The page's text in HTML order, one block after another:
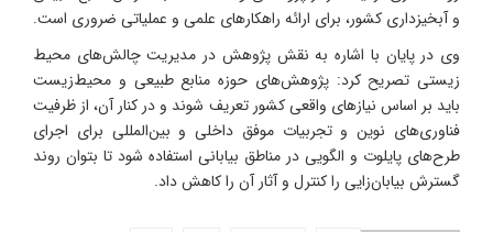
و آبخیزداری کشور، برای ارائه راهکارهای علمی و عملیاتی ضروری است.
وی در پایان با اشاره به نقش پژوهش در مدیریت چالش‌های ‌محیط
زیستی تصریح کرد: پژوهش‌های حوزه منابع طبیعی و محیط‌زیست
باید بر اساس نیازهای واقعی کشور تعریف شوند و در کنار آن، از ظرفیت
فناوری‌های نوین و تجربیات موفق داخلی و بین‌المللی برای اجرای
طرح‌های پایلوت و الگویی در مناطق بیابانی استفاده شود تا بتوان روند
گسترش بیابان‌زایی را کنترل و آثار آن را کاهش داد.